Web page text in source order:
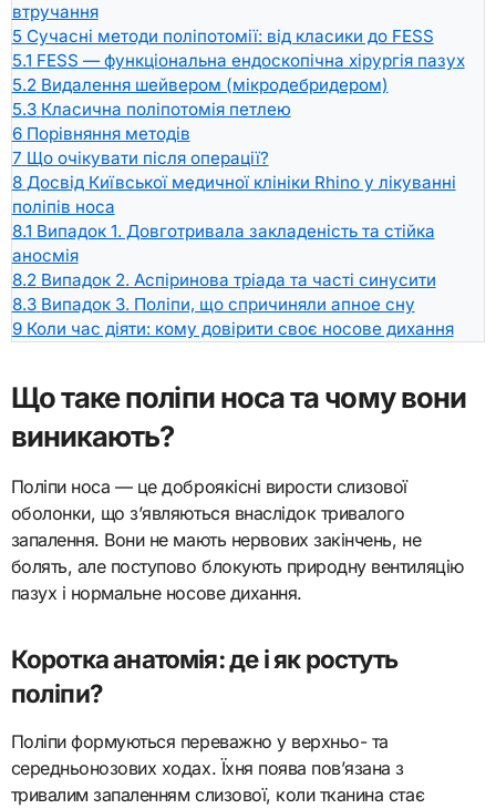
втручання
5 Сучасні методи поліпотомії: від класики до FESS
5.1 FESS — функціональна ендоскопічна хірургія пазух
5.2 Видалення шейвером (мікродебридером)
5.3 Класична поліпотомія петлею
6 Порівняння методів
7 Що очікувати після операції?
8 Досвід Київської медичної клініки Rhino у лікуванні
поліпів носа
8.1 Випадок 1. Довготривала закладеність та стійка
аносмія
8.2 Випадок 2. Аспіринова тріада та часті синусити
8.3 Випадок 3. Поліпи, що спричиняли апное сну
9 Коли час діяти: кому довірити своє носове дихання
Що таке поліпи носа та чому вони
виникають?
Поліпи носа — це доброякісні вирости слизової
оболонки, що з’являються внаслідок тривалого
запалення. Вони не мають нервових закінчень, не
болять, але поступово блокують природну вентиляцію
пазух і нормальне носове дихання.
Коротка анатомія: де і як ростуть
поліпи?
Поліпи формуються переважно у верхньо- та
середньонозових ходах. Їхня поява пов’язана з
тривалим запаленням слизової, коли тканина стає